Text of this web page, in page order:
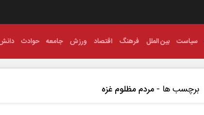
سیاست بین الملل فرهنگ اقتصاد ورزش جامعه حوادث
برچسب ها - مردم مظلوم غزه